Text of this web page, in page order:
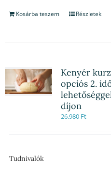
Kosárba teszem Részletek
Kenyér
opciós 2.
díjon
26,980 Ft
Tudnivalók